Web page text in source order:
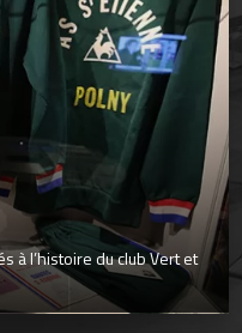
à l’histoire du club Vert et